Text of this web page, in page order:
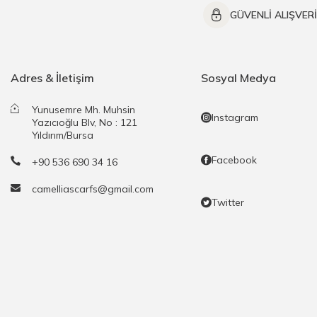
GÜVENLİ
Adres & İletişim
Yunusemre Mh. Muhsin
Yazıcıoğlu Blv, No : 121
Yıldırım/Bursa
+90 536 690 34 16
camelliascarfs@gmail.com
Sosyal Medya
Instagram
Facebook
Twitter